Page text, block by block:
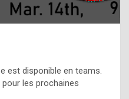
est disponible en teams.
pour les prochaines